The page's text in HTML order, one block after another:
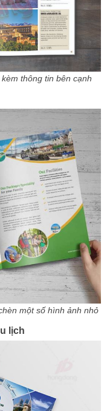
thông tin bên cạnh
một số hình ảnh nhỏ
lịch